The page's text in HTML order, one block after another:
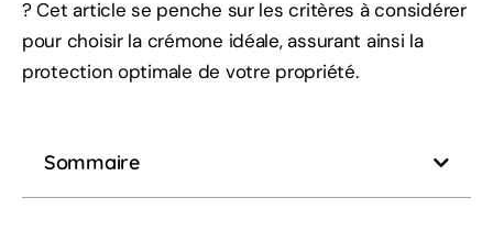
? Cet article se penche sur les critères à considérer
pour choisir la crémone idéale, assurant ainsi la
protection optimale de votre propriété.
Sommaire